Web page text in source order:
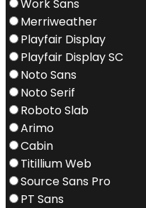
Work Sans
Merriweather
Playfair Display
Playfair Display SC
Noto Sans
Noto Serif
Roboto Slab
Arimo
Cabin
Titillium Web
Source Sans Pro
PT Sans